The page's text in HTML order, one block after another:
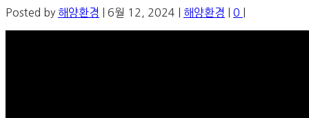
Posted by 해양환경 6월 12, 2024 해양환경 0